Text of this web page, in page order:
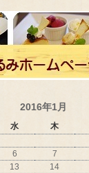
2016年1月
水 木
6 7
13 14